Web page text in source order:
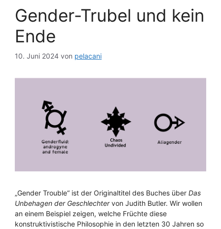
Gender-Trubel und kein
Ende
10. Juni 2024 von pelacani
„Gender Trouble“ ist der Originaltitel des Buches über Das
Unbehagen der Geschlechtervon Judith Butler. Wir wollen
an einem Beispiel zeigen, welche Früchte diese
konstruktivistische Philosophie in den letzten 30 Jahren so